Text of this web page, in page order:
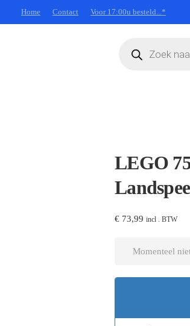
Home Contact Voor 17:00u besteld...*
zoeken
LEGO
€ 73,99 incl . BTW
Momenteel